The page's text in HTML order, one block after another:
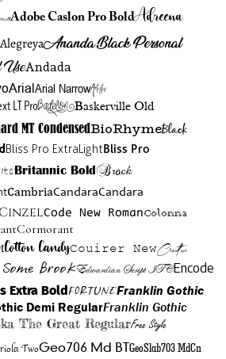
Adobe Caslon Pro BoldAdreena
AlegreyaAnanda Black Personal
Andada
ArialArial NarrowArtistic
LT ProBadelionBaskerville Old
MT CondensedBioRhymeBlack
Bliss Pro ExtraLightBliss Pro
Britannic Bold Brock
CambriaCandaraCandara
CinzelCode New RomanColonna
Cormorant
Cotton CandyCouirer NewCreattion
BrookEdwardian Script ITCEncode
Extra BoldFortuneFranklin Gothic
Demi RegularFranklin Gothic
The Great RegularFree Style
TwoGeo706 Md BTGeoSlab703 MdCn